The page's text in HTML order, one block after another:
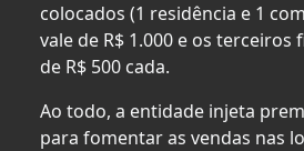
colocados (1 residência e 1
vale de R$ 1.000 e os terceiros
de R$ 500 cada.
Ao todo, a entidade injeta
para fomentar as vendas nas